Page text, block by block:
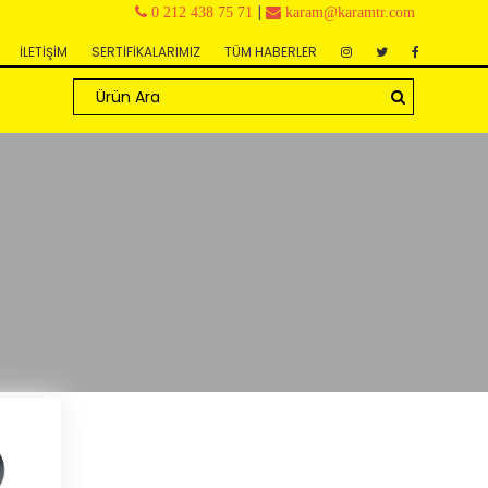
0 212 438 75 71 | karam@karamtr.com
TÜM HABERLER
SERTİFİKALARIMIZ
İLETİŞİM